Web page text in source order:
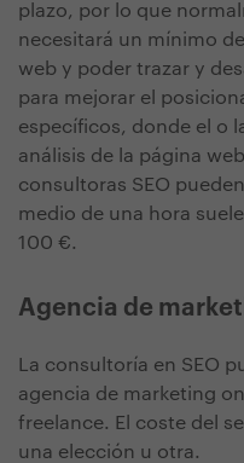
plazo, por lo que
necesitará un mínimo
web y poder trazar y
para mejorar el
específicos, donde el o
análisis de la página
consultoras SEO
medio de una hora
100 €.
Agencia de
La consultoría en SEO
agencia de marketing
freelance. El coste del
una elección u otra.